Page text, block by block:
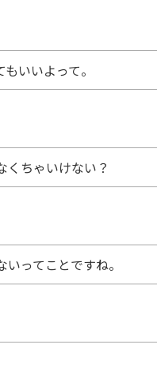
いいよって。
くちゃいけない？
ってことですね。